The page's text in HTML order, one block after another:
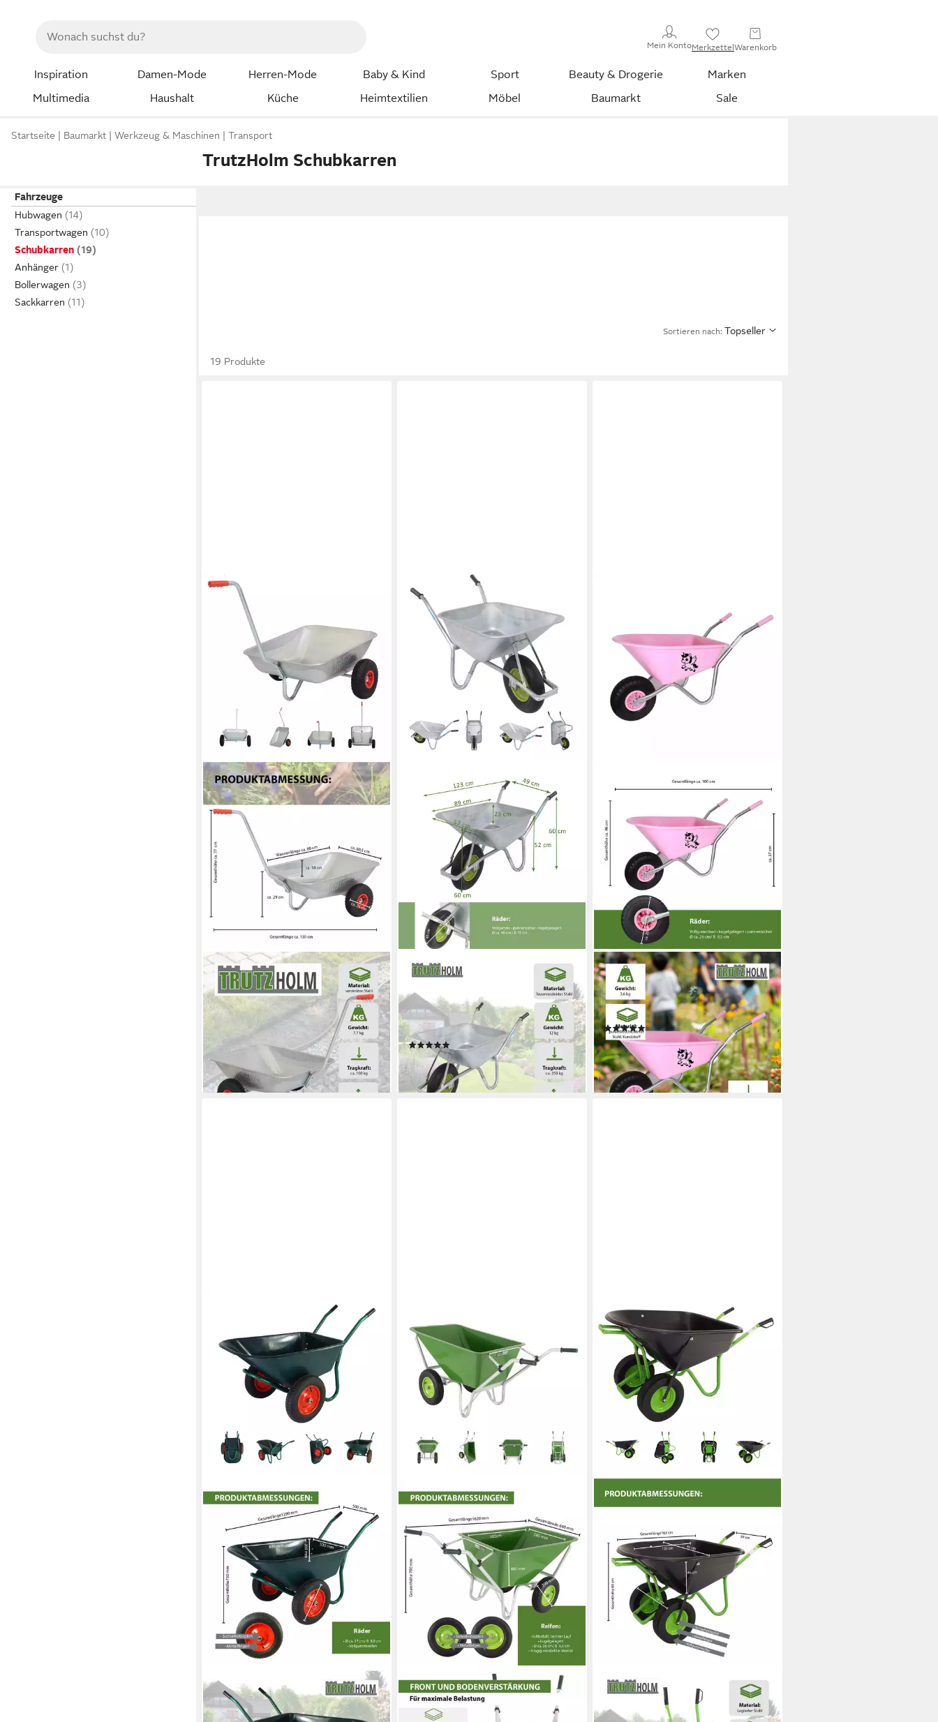
Mein KontoMerkzettelWarenkorb
Inspiration Damen-Mode Herren-Mode Baby & Kind Sport Beauty & Drogerie
Marken
Multimedia
Haushalt Küche Heimtextilien Möbel Baumarkt Sale
Startseite Baumarkt Werkzeug & Maschinen Transport
TrutzHolm Schubkarren
Fahrzeuge
Hubwagen
Transportwagen
Schubkarren
Anhänger
Bollerwagen
Sackkarren
Sortieren nach: Topseller
19 Produkte
TRUTZHOLM
Schubkarre Friedhofskarre 100 kg
75 L Luftreifen Gartenkarre
Einhandkarre, (1-tlg), Einhandkarre
für Garten
91,99 €
lieferbar - in 3-4 Werktagen bei dir
TRUTZHOLM
Schubkarre 100L 250kg
Vollgummirad Stahlfelge Stahlwanne
Schutzbügel Verstärkung, (Einzeln, 1-
tlg), verzinktes Stahlgestell
(3)
96,99 €
lieferbar - in 3-4 Werktagen bei dir
TRUTZHOLM
Schubkarre Kinderschubkarre
Einhorn Schiebkarre
Metallschubkarre Gartenkarre
(6)
44,99 €
lieferbar - in 3-4 Werktagen bei dir
+1
TRUTZHOLM
Schubkarre 2-Rad Schubkarre 100L
160kg Gartenschubkarre Lufträder
TRUTZHOLM
Schubkarre 2-Rad XL 200L 300kg
Gartenschubkarre Schiebkarre
TRUTZHOLM
Schubkarre 2-Rad 160L 220kg
Gartenschubkarre Vollgummireifen